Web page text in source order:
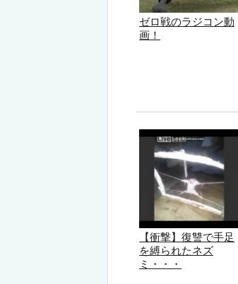
ゼロ戦のラジコン動
画！
【衝撃】復讐で手足
を縛られたネズ
ミ・・・